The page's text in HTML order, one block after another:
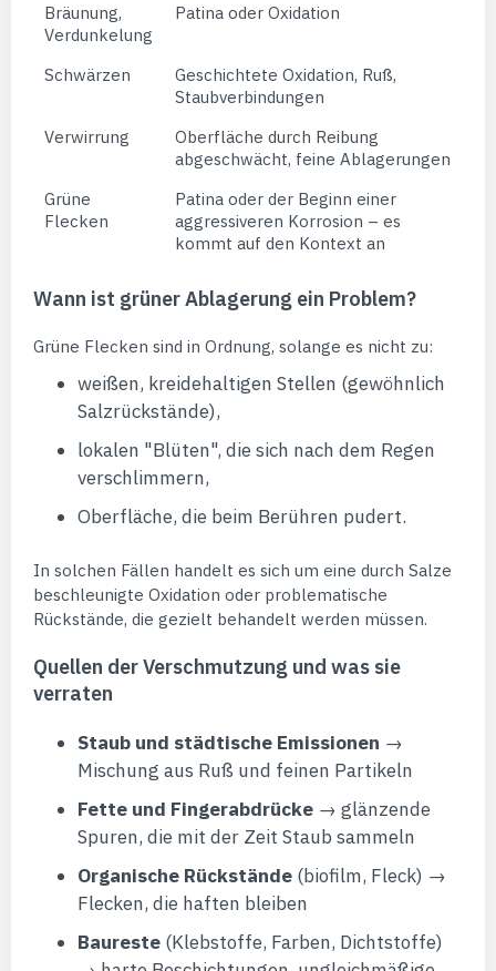
Bräunung,
Verdunkelung
Patina oder Oxidation
Schwärzen
Geschichtete Oxidation, Ruß,
Staubverbindungen
Verwirrung
Oberfläche durch Reibung
abgeschwächt, feine Ablagerungen
Grüne
Flecken
Patina oder der Beginn einer
aggressiveren Korrosion – es
kommt auf den Kontext an
Wann ist grüner Ablagerung ein Problem?
Grüne Flecken sind in Ordnung, solange es nicht zu:
weißen, kreidehaltigen Stellen (gewöhnlich
Salzrückstände),
lokalen "Blüten", die sich nach dem Regen
verschlimmern,
Oberfläche, die beim Berühren pudert.
In solchen Fällen handelt es sich um eine durch Salze
beschleunigte Oxidation oder problematische
Rückstände, die gezielt behandelt werden müssen.
Quellen der Verschmutzung und was sie
verraten
Staub und städtische Emissionen →
Mischung aus Ruß und feinen Partikeln
Fette und Fingerabdrücke → glänzende
Spuren, die mit der Zeit Staub sammeln
Organische Rückstände (biofilm, Fleck) →
Flecken, die haften bleiben
Baureste (Klebstoffe, Farben, Dichtstoffe)